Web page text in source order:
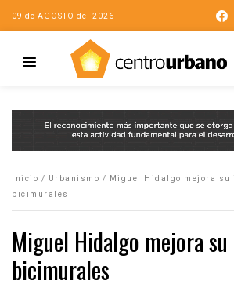
09 de AGOSTO del 2026
Inicio / Urbanismo /
Miguel Hidalgo mejora su
bicimurales
Miguel Hidalgo mejora
bicimurales